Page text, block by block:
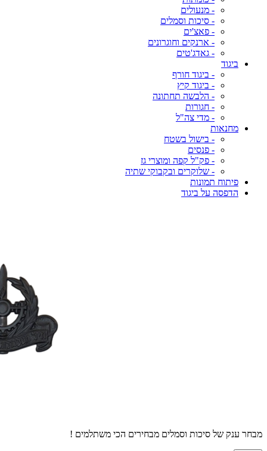
- מנעולים
- סיכות וסמלים
- פאצ'ים
- ארנקים וחוגרונים
- גאדג'טים
ביגוד
- ביגוד חורף
- ביגוד קיץ
- הלבשה תחתונה
- חגורות
- מדי צה"ל
מחנאות
- בישול בשטח
- פנסים
- פק"ל קפה ומוצרי גז
- שלוקרים ובקבוקי שתיה
פיתוח תמונות
הדפסה על ביגוד
מבחר ענק של סיכות וסמלים מבחירים הכי משתלמים !